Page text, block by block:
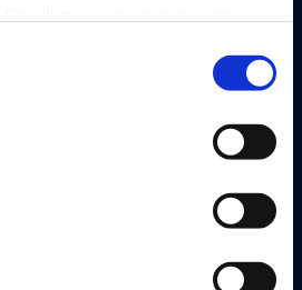
widerrufen
Ihre geografische Lage
(Fingerprinting) identifizieren
in innovativer SPIER-